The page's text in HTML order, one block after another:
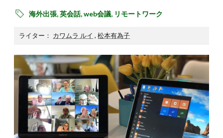
海外出張,英会話,web会議, リモートワーク
ライター： カワムラ ルイ ,松本有為子